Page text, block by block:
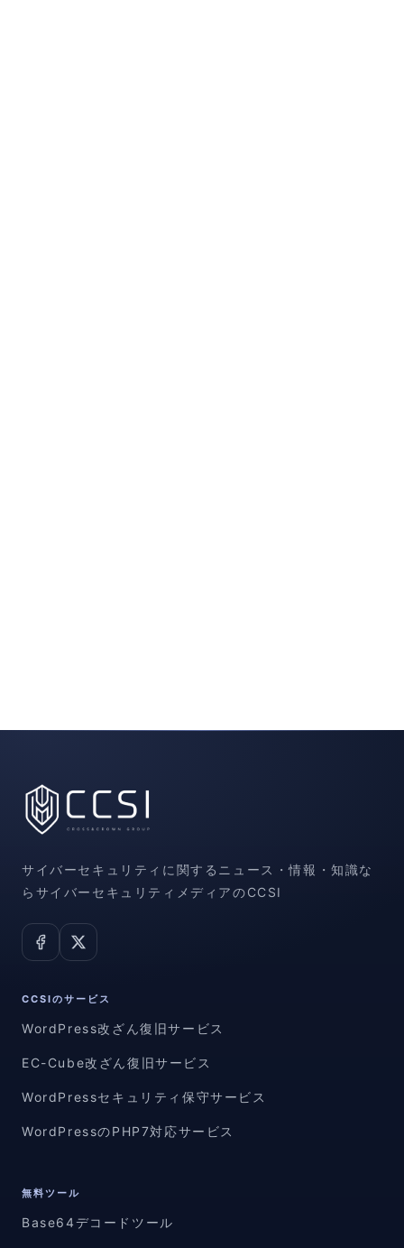
サイバーセキュリティに関するニュース・情報・知識な
らサイバーセキュリティメディアのCCSI
CCSIのサービス
WordPress改ざん復旧サービス
EC-Cube改ざん復旧サービス
WordPressセキュリティ保守サービス
WordPressのPHP7対応サービス
無料ツール
Base64デコードツール